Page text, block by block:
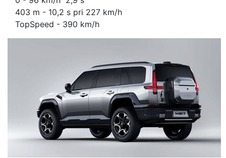
403 m - 10,2 s pri 227 km/h
TopSpeed - 390 km/h